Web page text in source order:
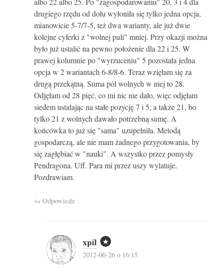
drugiego rzędu od dołu wyłoniła się tylko jedna opcja,
mianowicie 5-7/7-5, też dwa warianty, ale już dwie
kolejne cyferki z "wolnej puli" mniej. Przy okazji można
było już ustalić na pewno położenie dla 22 i 25. W
prawej kolumnie po "wyrzuceniu" 5 pozostała jedna
opcja w 2 wariantach 6-8/8-6. Teraz wzięłam się za
drugą przekątną. Suma pól wolnych w niej to 28.
Odjęłam od 28 pięć, co mi nic nie dało, więc odjęłam
siedem ustalając na stałe pozycję 7 i 5, a także 21, bo
tylko 21 z wolnych dawało potrzebną sumę. A
końcówka to już się "sama" uzupełniła. Metodą
gospodarczą, ale nie mam żadnego przygotowania, by
się zagłębiać w "nauki". A wszystko przez pomysły
Pendragona. Uff. Para mi przez uszy wylatuje.
Pozdrawiam.
Odpowiedz
xpil
2012-06-26 o 16:15